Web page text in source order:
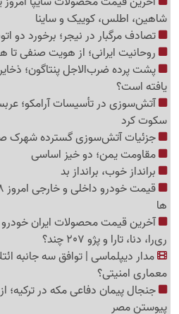
شاهین، اطلس، کوییک و ساینا
تصادف مرگبار در نیجر؛ برخورد دو
روحانیت ایرانی؛ از هویت صنفی تا
پشت پرده ضرب‌الاجل پنتاگون؛
یافته است؟
آتش‌سوزی در تأسیسات آرامکو؛
سکوت کرد
جزئیات آتش‌سوزی گسترده شهرک
مقاومت یمن؛ دو خیز اساسی
برانداز خوب، برانداز بد
ها
ری‌را، دنا، تارا و پژو 207 چند؟
مدار دیپلماسی | توافق سه جانبه
معماری امنیتی؟
جنجال پیمان دفاعی مکه در ترکیه؛
پیوستن مصر